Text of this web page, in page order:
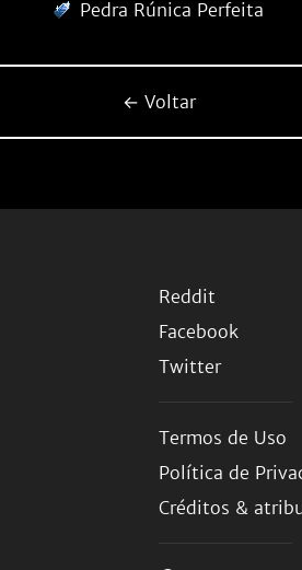
Pedra Rúnica Perfeita
← Voltar
Reddit
Facebook
Twitter
Termos de Uso
Política de
Créditos &